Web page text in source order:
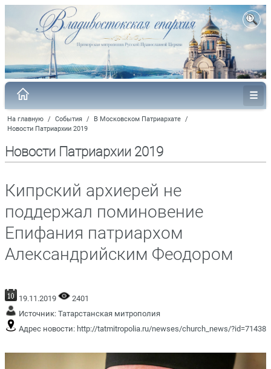
На главную / События / В Московском Патриархате /
Новости Патриархии 2019
Новости Патриархии 2019
Кипрский архиерей не
поддержал поминовение
Епифания патриархом
Александрийским Феодором
19.11.2019
2401
Источник: Татарстанская митрополия
Адрес новости: http://tatmitropolia.ru/newses/church_news/?id=71438